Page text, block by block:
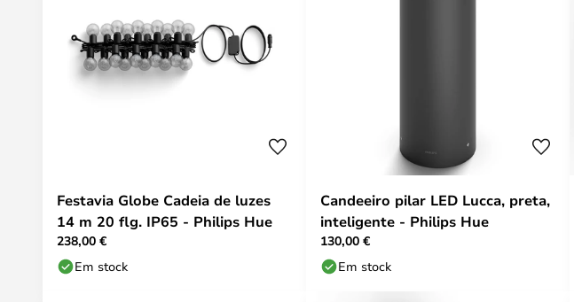
Festavia Globe Cadeia de luzes
14 m 20 flg. IP65 - Philips Hue
238,00 €
Em stock
Candeeiro pilar LED Lucca, preta,
inteligente - Philips Hue
130,00 €
Em stock